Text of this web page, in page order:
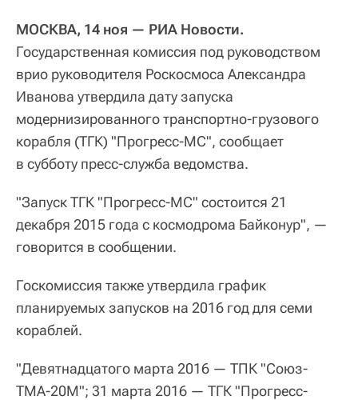
МОСКВА, 14 ноя — РИА Новости.
Государственная комиссия под руководством
врио руководителя Роскосмоса Александра
Иванова утвердила дату запуска
модернизированного транспортно-грузового
корабля (ТГК) "Прогресс-МС", сообщает
в субботу пресс-служба ведомства.
"Запуск ТГК "Прогресс-МС" состоится 21
декабря 2015 года с космодрома Байконур", —
говорится в сообщении.
Госкомиссия также утвердила график
планируемых запусков на 2016 год для семи
кораблей.
"Девятнадцатого марта 2016 — ТПК "Союз-
ТМА-20М"; 31 марта 2016 — ТГК "Прогресс-